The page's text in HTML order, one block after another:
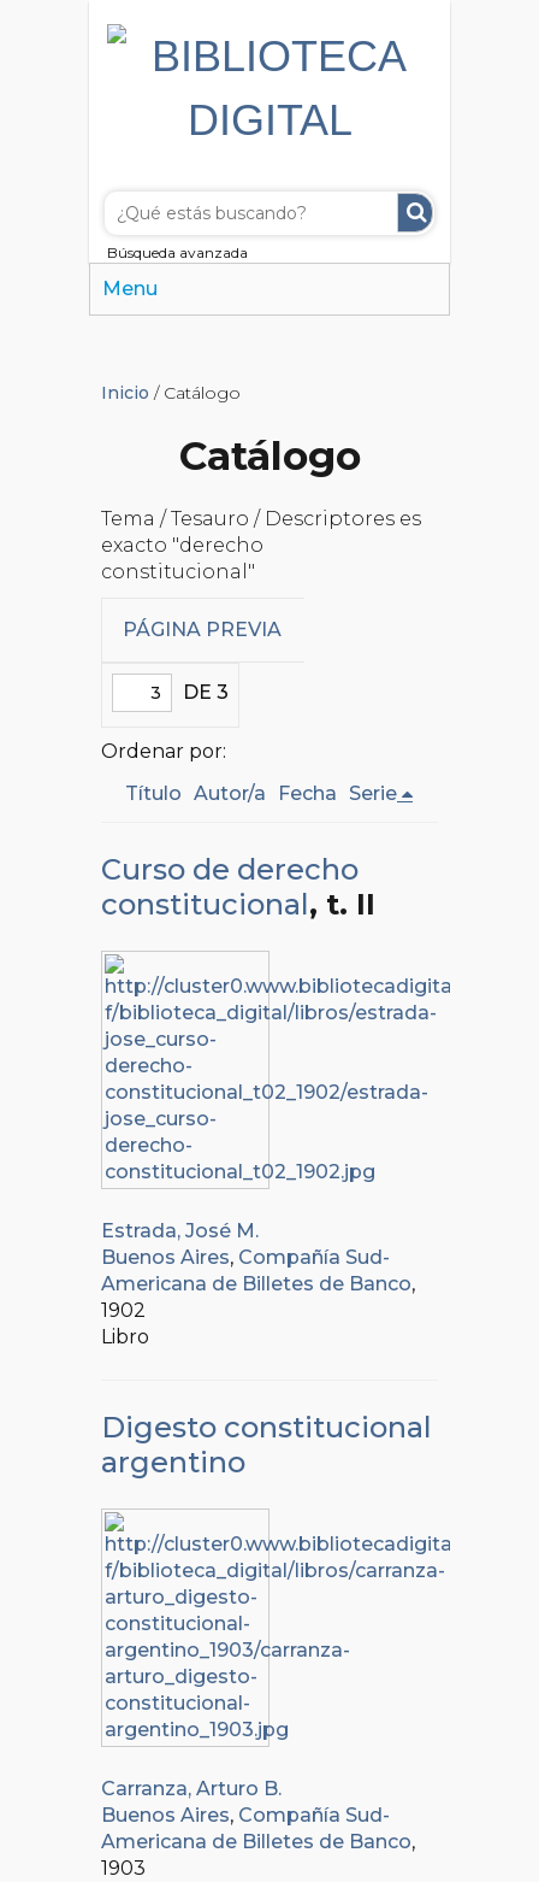
Búsqueda avanzada
Menu
Inicio / Catálogo
Catálogo
Tema / Tesauro / Descriptores es
exacto "derecho
constitucional"
PÁGINA PREVIA
DE 3
Ordenar por:
Título Autor/a Fecha Serie
Curso de derecho
constitucional, t. II
Estrada, José M.
Buenos Aires, Compañía Sud-
Americana de Billetes de Banco,
1902
Libro
Digesto constitucional
argentino
Carranza, Arturo B.
Buenos Aires, Compañía Sud-
Americana de Billetes de Banco,
1903